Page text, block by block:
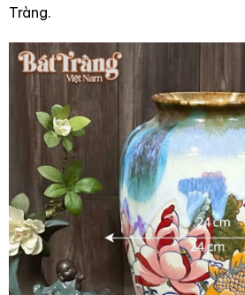
Tràng.